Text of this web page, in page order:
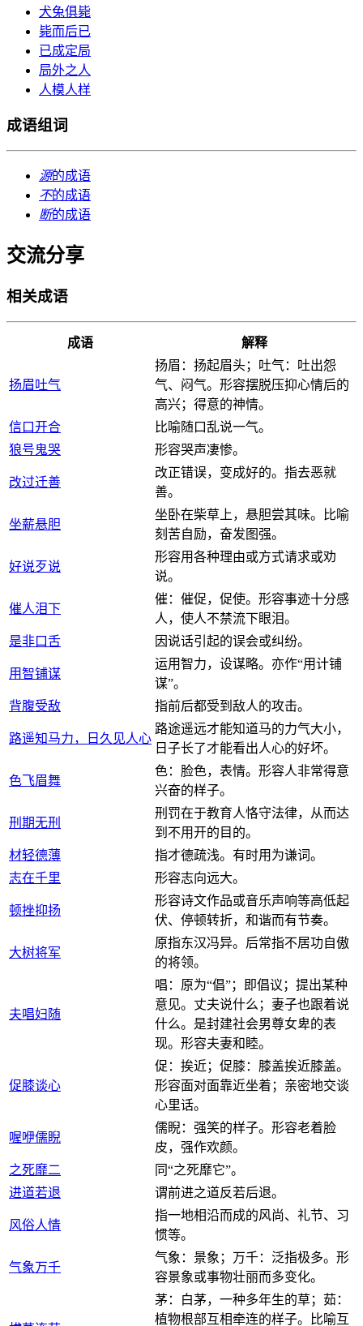
犬兔俱毙
毙而后已
已成定局
局外之人
人模人样
成语组词
源的成语
不的成语
断的成语
交流分享
相关成语
成语 解释
扬眉吐气
扬眉：扬起眉头；吐气：吐出怨
气、闷气。形容摆脱压抑心情后的
高兴；得意的神情。
信口开合
比喻随口乱说一气。
狼号鬼哭
形容哭声凄惨。
改过迁善
改正错误，变成好的。指去恶就
善。
坐薪悬胆
坐卧在柴草上，悬胆尝其味。比喻
刻苦自励，奋发图强。
好说歹说
形容用各种理由或方式请求或劝
说。
催人泪下
催：催促，促使。形容事迹十分感
人，使人不禁流下眼泪。
是非口舌
因说话引起的误会或纠纷。
用智铺谋
运用智力，设谋略。亦作“用计铺
谋”。
背腹受敌
指前后都受到敌人的攻击。
路遥知马力，日久见人心
路途遥远才能知道马的力气大小，
日子长了才能看出人心的好坏。
色飞眉舞
色：脸色，表情。形容人非常得意
兴奋的样子。
刑期无刑
刑罚在于教育人恪守法律，从而达
到不用开的目的。
材轻德薄
指才德疏浅。有时用为谦词。
志在千里
形容志向远大。
顿挫抑扬
形容诗文作品或音乐声响等高低起
伏、停顿转折，和谐而有节奏。
大树将军
原指东汉冯异。后常指不居功自傲
的将领。
夫唱妇随
唱：原为“倡”；即倡议；提出某种
意见。丈夫说什么；妻子也跟着说
什么。是封建社会男尊女卑的表
现。形容夫妻和睦。
促膝谈心
促：挨近；促膝：膝盖挨近膝盖。
形容面对面靠近坐着；亲密地交谈
心里话。
喔咿儒睨
儒睨：强笑的样子。形容老着脸
皮，强作欢颜。
之死靡二
同“之死靡它”。
进道若退
谓前进之道反若后退。
风俗人情
指一地相沿而成的风尚、礼节、习
惯等。
气象万千
气象：景象；万千：泛指极多。形
容景象或事物壮丽而多变化。
茅：白茅，一种多年生的草；茹：
植物根部互相牵连的样子。比喻互